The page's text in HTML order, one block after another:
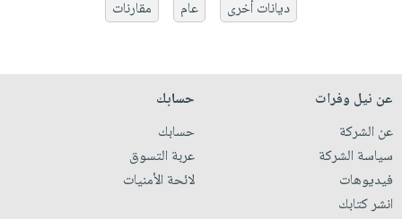
ديانات أخرى
عام مقارنات
عن نيل وفرات
عن الشركة
سياسة الشركة
فيديوهات
انشر كتابك
حسابك
حسابك
عربة التسوق
لائحة الأمنيات